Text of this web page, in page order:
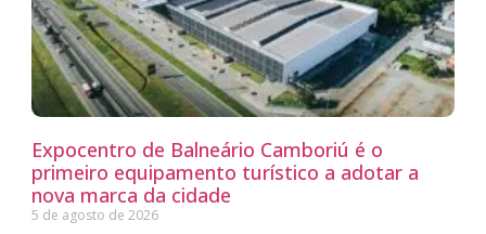
Expocentro de Balneário Camboriú é o
primeiro equipamento turístico a adotar a
nova marca da cidade
5 de agosto de 2026